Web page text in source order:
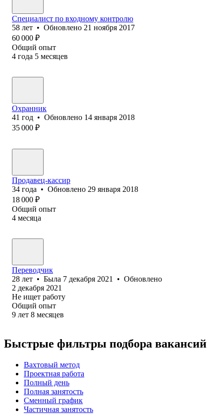
Специалист по входному контролю
58 лет • Обновлено 21 ноября 2017
60 000 ₽
Общий опыт
4 года 5 месяцев
Охранник
41 год • Обновлено 14 января 2018
35 000 ₽
Продавец-кассир
34 года • Обновлено 29 января 2018
18 000 ₽
Общий опыт
4 месяца
Переводчик
28 лет • Была 7 декабря 2021 • Обновлено
2 декабря 2021
Не ищет работу
Общий опыт
9 лет 8 месяцев
Быстрые фильтры подбора вакансий
Вахтовый метод
Проектная работа
Полный день
Полная занятость
Сменный график
Частичная занятость